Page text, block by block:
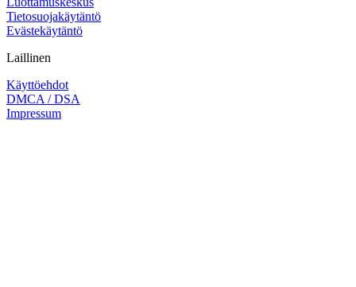
Tietosuojakäytäntö
Evästekäytäntö
Laillinen
Käyttöehdot
DMCA / DSA
Impressum